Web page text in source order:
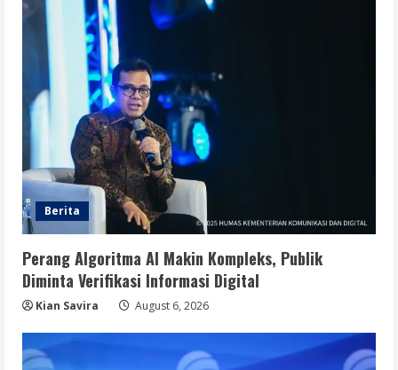
Berita
Perang Algoritma AI Makin Kompleks, Publik
Diminta Verifikasi Informasi Digital
Kian Savira August 6, 2026